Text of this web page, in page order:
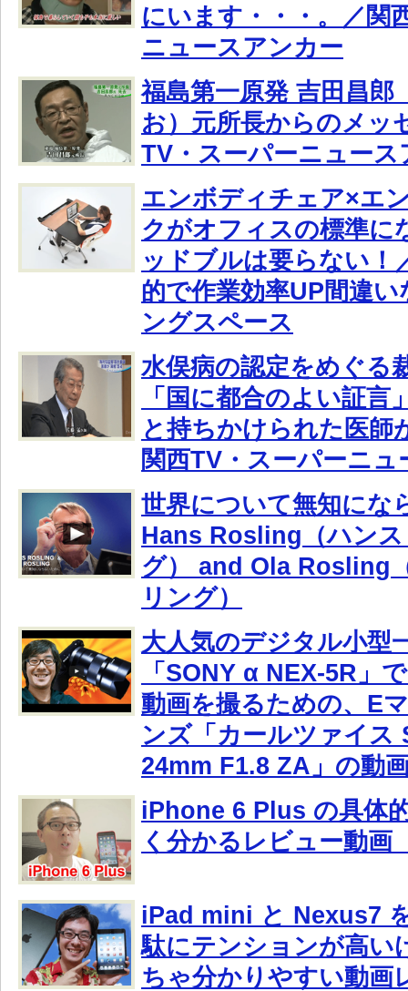
にいます・・・。／関
ニュースアンカー
福島第一原発 吉田昌郎
お）元所長からのメッ
TV・スーパーニュース
エンボディチェア×エ
クがオフィスの標準に
ッドブルは要らない！
的で作業効率UP間違
ングスペース
水俣病の認定をめぐる
「国に都合のよい証言
と持ちかけられた医師
関西TV・スーパーニ
世界について無知にな
Hans Rosling（ハン
グ） and Ola Rosling
リング）
大人気のデジタル小型
「SONY α NEX-5R」
動画を撮るための、E
ンズ「カールツァイス
24mm F1.8 ZA」の動
iPhone 6 Plus の具体
く分かるレビュー動画
iPad mini と Nexus7
駄にテンションが高い
ちゃ分かりやすい動画